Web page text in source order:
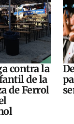
contra la
de la
de Ferrol